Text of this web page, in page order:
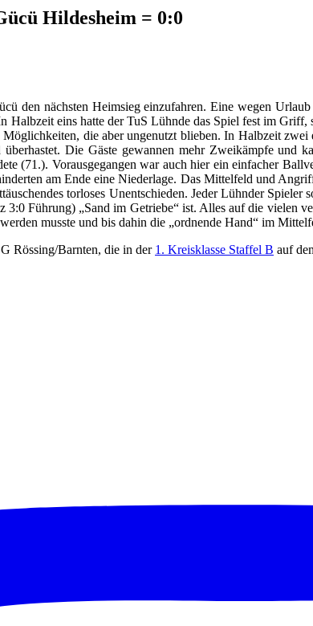
Hildesheim = 0:0
den nächsten Heimsieg einzufahren. Eine wegen
eins hatte der TuS Lühnde das Spiel fest im
die aber ungenutzt blieben. In Halbzeit
Die Gäste gewannen mehr Zweikämpfe
(71.). Vorausgegangen war auch hier ein einfacher
am Ende eine Niederlage. Das Mittelfeld und
torloses Unentschieden. Jeder Lühnder
Führung) „Sand im Getriebe“ ist. Alles auf die vielen
musste und bis dahin die „ordnende Hand“ im
Rössing/Barnten, die in der 1. Kreisklasse Staffel B auf